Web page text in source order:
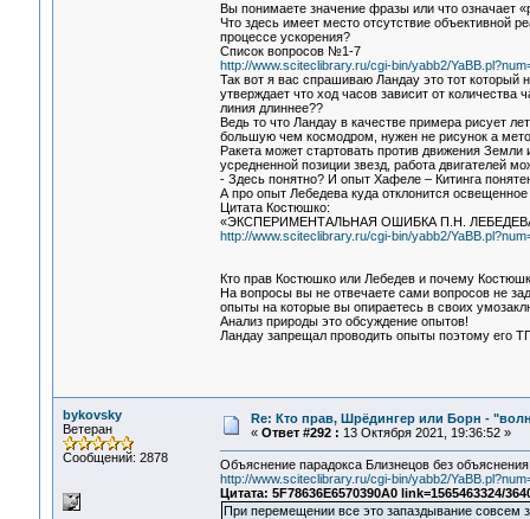
Вы понимаете значение фразы или что означает
Что здесь имеет место отсутствие объективной
процессе ускорения?
Список вопросов №1-7
http://www.sciteclibrary.ru/cgi-bin/yabb2/
Так вот я вас спрашиваю Ландау это тот который
утверждает что ход часов зависит от
линия длиннее??
Ведь то что Ландау в качестве примера рисует
большую чем космодром, нужен не рисунок а
Ракета может стартовать против движения
усредненной позиции звезд, работа двигателей
- Здесь понятно? И опыт Хафеле – Китинга
А про опыт Лебедева куда отклонится освещенное
Цитата Костюшко:
«ЭКСПЕРИМЕНТАЛЬНАЯ ОШИБКА П.Н.
http://www.sciteclibrary.ru/cgi-bin/yabb2/
Кто прав Костюшко или Лебедев и почему
На вопросы вы не отвечаете сами вопросов не
опыты на которые вы опираетесь в своих
Анализ природы это обсуждение опытов!
Ландау запрещал проводить опыты поэтому его
bykovsky
Ветеран
Сообщений: 2878
Re: Кто прав, Шрёдингер или Борн -
« Ответ #292 : 13 Октября 2021, 19:36:52 »
Объяснение парадокса Близнецов без объяснения
http://www.sciteclibrary.ru/cgi-bin/yabb2/
Цитата: 5F78636E6570390A0 link=1565463324/
При перемещении все это запаздывание совсем